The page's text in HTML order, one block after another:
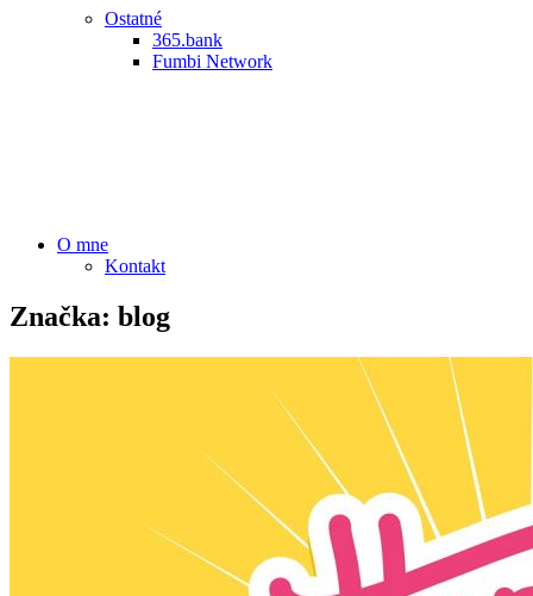
Ostatné
365.bank
Fumbi Network
O mne
Kontakt
Značka: blog